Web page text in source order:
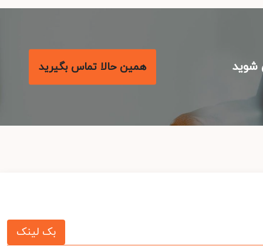
همین حالا تماس بگیرید
بک لینک